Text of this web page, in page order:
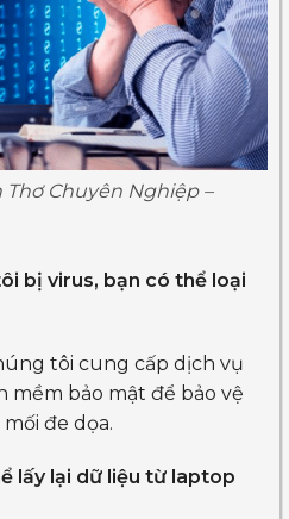
Thơ Chuyên Nghiệp –
bị virus, bạn có thể loại
tôi cung cấp dịch vụ
mềm bảo mật để bảo vệ
đe dọa.
lấy lại dữ liệu từ laptop